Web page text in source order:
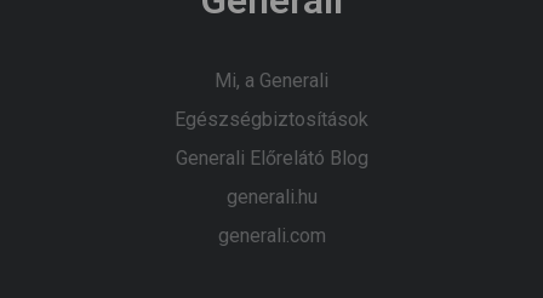
Mi, a Generali
Egészségbiztosítások
Generali Előrelátó Blog
generali.hu
generali.com